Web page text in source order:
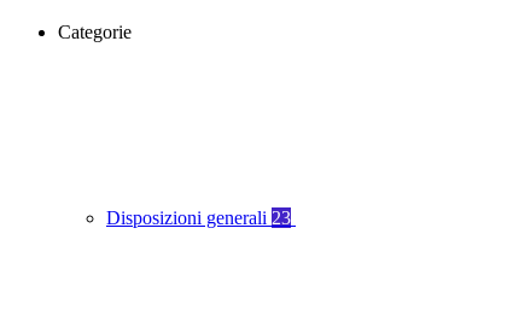
Categorie
Disposizioni generali 23